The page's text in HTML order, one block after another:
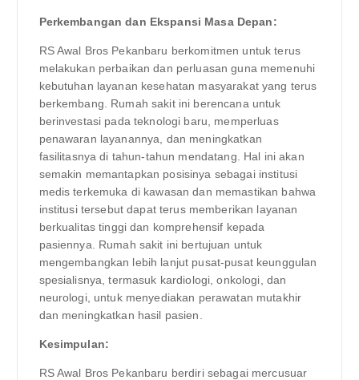
Perkembangan dan Ekspansi Masa Depan:
RS Awal Bros Pekanbaru berkomitmen untuk terus
melakukan perbaikan dan perluasan guna memenuhi
kebutuhan layanan kesehatan masyarakat yang terus
berkembang. Rumah sakit ini berencana untuk
berinvestasi pada teknologi baru, memperluas
penawaran layanannya, dan meningkatkan
fasilitasnya di tahun-tahun mendatang. Hal ini akan
semakin memantapkan posisinya sebagai institusi
medis terkemuka di kawasan dan memastikan bahwa
institusi tersebut dapat terus memberikan layanan
berkualitas tinggi dan komprehensif kepada
pasiennya. Rumah sakit ini bertujuan untuk
mengembangkan lebih lanjut pusat-pusat keunggulan
spesialisnya, termasuk kardiologi, onkologi, dan
neurologi, untuk menyediakan perawatan mutakhir
dan meningkatkan hasil pasien.
Kesimpulan:
RS Awal Bros Pekanbaru berdiri sebagai mercusuar